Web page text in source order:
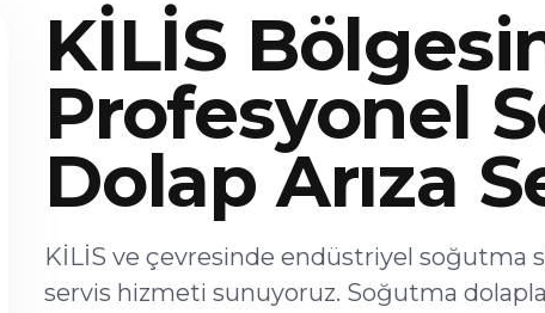
KİLİS
Profesyonel
Dolap Arıza
KİLİS ve çevresinde endüstriyel
servis hizmeti sunuyoruz. Soğutma